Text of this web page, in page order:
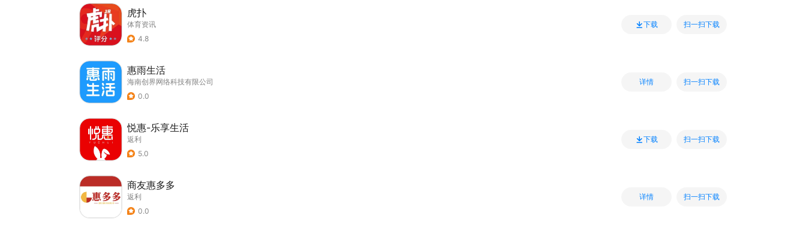
虎扑
体育资讯
4.8
下载 扫一扫下载
惠雨生活
海南创界网络科技有限公司
0.0
详情 扫一扫下载
悦惠-乐享生活
返利
5.0
下载 扫一扫下载
商友惠多多
返利
0.0
详情 扫一扫下载